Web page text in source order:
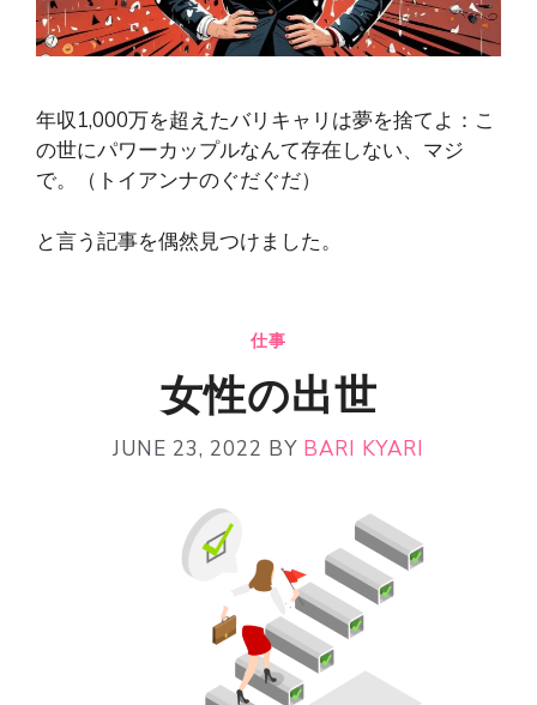
年収1,000万を超えたバリキャリは夢を捨てよ：こ
の世にパワーカップルなんて存在しない、マジ
で。（トイアンナのぐだぐだ）
と言う記事を偶然見つけました。
仕事
女性の出世
JUNE 23, 2022 BY BARI KYARI